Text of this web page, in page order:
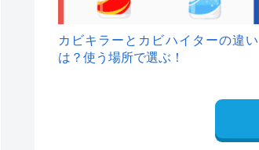
カビキラーとカビハイターの違い
は？使う場所で選ぶ！